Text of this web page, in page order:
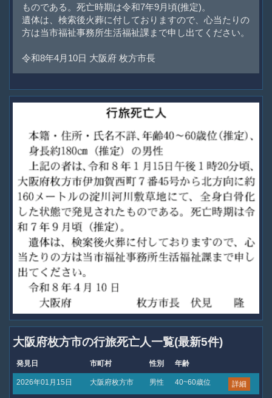
ものである。死亡時期は令和7年9月頃(推定)。
遺体は、検索後火葬に付しておりますので、心当たりの
方は当市福祉事務所生活福祉課まで申し出てください。
令和8年4月10日 大阪府 枚方市長
大阪府枚方市の行旅死亡人一覧(最新5件)
発見日 市町村 性別 年齢
2026年01月15日 大阪府枚方市 男性 40~60歳位 詳細